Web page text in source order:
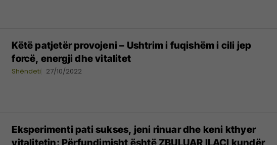
Këtë patjetër provojeni – Ushtrim i fuqishëm i cili jep
forcë, energji dhe vitalitet
Shëndeti 27/10/2022
Eksperimenti pati sukses, jeni rinuar dhe keni kthyer